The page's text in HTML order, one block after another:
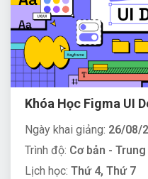
Khóa Học Figma UI
Ngày khai giảng: 26/08/
Trình độ: Cơ bản -
Lịch học: Thứ 4, Thứ 7